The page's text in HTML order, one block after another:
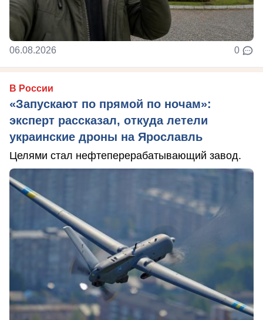
06.08.2026 0
В России
«Запускают по прямой по ночам»:
эксперт рассказал, откуда летели
украинские дроны на Ярославль
Целями стал нефтеперерабатывающий завод.